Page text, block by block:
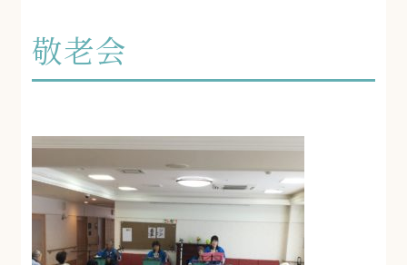
敬老会